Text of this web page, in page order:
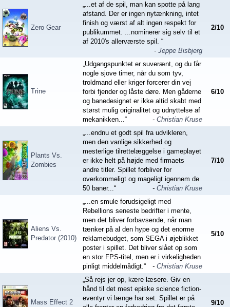
Zero Gear
„...et af de spil, man kan spotte på lang
afstand. Der er ingen nytænkning, intet
finish og værst af alt ingen respekt for
publikummet. ...nominerer sig selv til et
af 2010's allerværste spil. “
- Jeppe Bisbjerg
2/10
Trine
„Udgangspunktet er suverænt, og du får
nogle sjove timer, når du som tyv,
troldmand eller kriger forcerer din vej
forbi fjender og låste døre. Men gåderne
og banedesignet er ikke altid skabt med
størst mulig originalitet og udnyttelse af
mekanikken...“
- Christian Kruse
6/10
Plants Vs.
Zombies
„...endnu et godt spil fra udvikleren,
men den vanlige sikkerhed og
mesterlige tilrettelæggelse i gameplayet
er ikke helt på højde med firmaets
andre titler. Spillet forbliver for
overkommeligt og mageligt igennem de
50 baner...“
- Christian Kruse
7/10
Aliens Vs.
Predator (2010)
„...en smule forudsigeligt med
Rebellions seneste bedrifter i mente,
men det bliver forbavsende, når man
tænker på al den hype og det enorme
reklamebudget, som SEGA i øjeblikket
poster i spillet. Det bliver slået op som
en stor FPS-titel, men er i virkeligheden
pinligt middelmådigt.“
- Christian Kruse
5/10
Mass Effect 2
„Så rejs jer op, kære læsere. Giv en
hånd til det mest episke science fiction-
eventyr vi længe har set. Spillet er på
9/10